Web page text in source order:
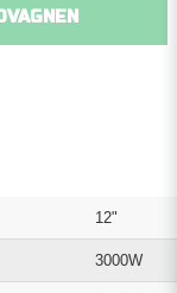
12"
3000W